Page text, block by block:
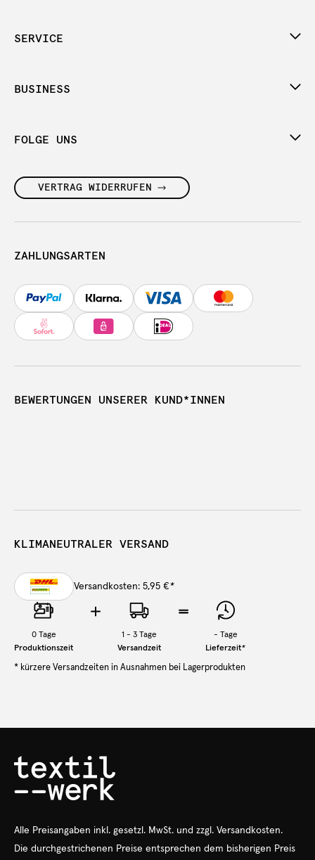
SERVICE
BUSINESS
FOLGE UNS
VERTRAG WIDERRUFEN
ZAHLUNGSARTEN
BEWERTUNGEN UNSERER KUND*INNEN
KLIMANEUTRALER VERSAND
Versandkosten: 5,95 €*
0Tage
Produktionszeit
1 - 3 Tage
Versandzeit
- Tage
Lieferzeit*
* kürzere Versandzeiten in Ausnahmen bei Lagerprodukten
Alle Preisangaben inkl. gesetzl. MwSt. und zzgl. Versandkosten.
Die durchgestrichenen Preise entsprechen dem bisherigen Preis